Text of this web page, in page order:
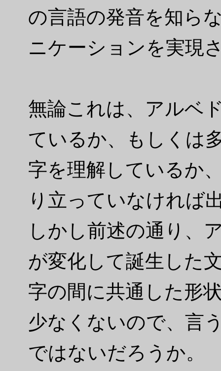
の言語の発音を知ら
ニケーションを実現
無論これは、アルベ
ているか、もしくは
字を理解しているか
り立っていなければ
しかし前述の通り、
が変化して誕生した
字の間に共通した形
少なくないので、言
ではないだろうか。